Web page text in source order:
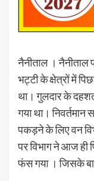
नैनीताल । नैनीताल
भट्टी के क्षेत्रों में
था। गुलदार के
गया था। निवर्तमान
पकड़ने के लिए वन
पर विभाग ने आज ही
फंस गया । जिसके